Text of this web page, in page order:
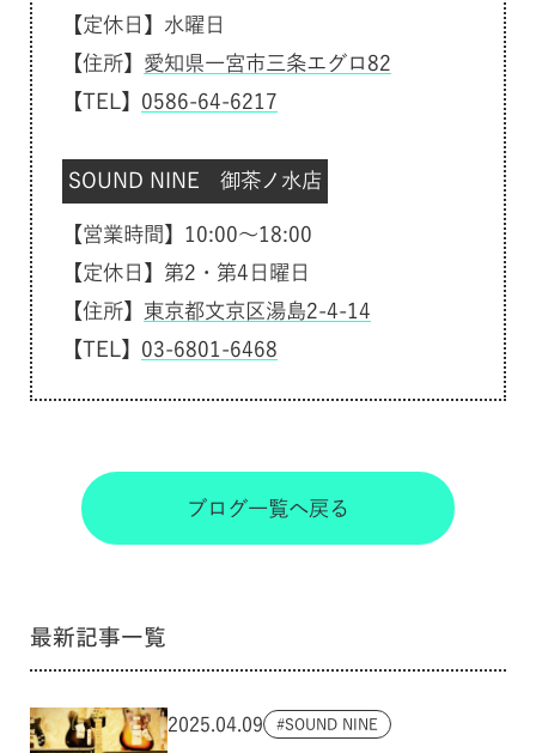
【定休日】水曜日
【住所】 愛知県一宮市三条エグロ82
【TEL】 0586-64-6217
SOUND NINE 御茶ノ水店
【営業時間】10:00～18:00
【定休日】第2・第4日曜日
【住所】 東京都文京区湯島2-4-14
【TEL】 03-6801-6468
ブログ一覧へ戻る
最新記事一覧
2025.04.09 SOUND NINE